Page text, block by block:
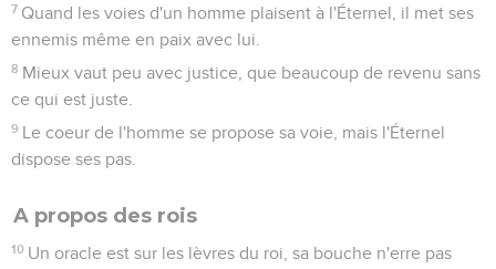
7 Quand les voies d'un homme plaisent à l'Éternel, il met ses
ennemis même en paix avec lui.
8 Mieux vaut peu avec justice, que beaucoup de revenu sans
ce qui est juste.
9 Le coeur de l'homme se propose sa voie, mais l'Éternel
dispose ses pas.
A propos des rois
10 Un oracle est sur les lèvres du roi, sa bouche n'erre pas